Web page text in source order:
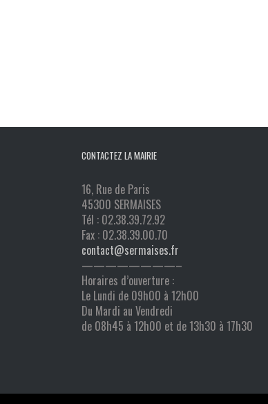
CONTACTEZ LA MAIRIE
16, Rue de Paris
45300 SERMAISES
Tél : 02.38.39.72.92
Fax : 02.38.39.00.70
contact@sermaises.fr
————————–
Horaires d’ouverture :
Le Lundi de 09h00 à 12h00
Du Mardi au Vendredi
de 08h45 à 12h00 et de 13h30 à 17h30